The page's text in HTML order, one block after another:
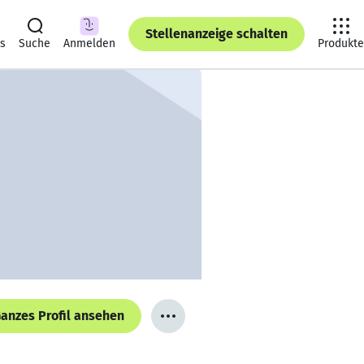
Suche Anmelden
Stellenanzeige schalten
Produkte
Profil ansehen